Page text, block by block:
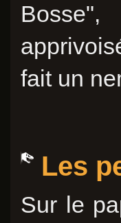
fait un
Les
Sur le